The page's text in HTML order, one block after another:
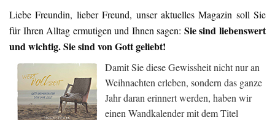
Liebe Freundin, lieber Freund, unser aktuelles Magazin soll Sie
für Ihren Alltag ermutigen und Ihnen sagen: Sie sind liebenswert
und wichtig. Sie sind von Gott geliebt!
Damit Sie diese Gewissheit nicht nur an
Weihnachten erleben, sondern das ganze
Jahr daran erinnert werden, haben wir
einen Wandkalender mit dem Titel